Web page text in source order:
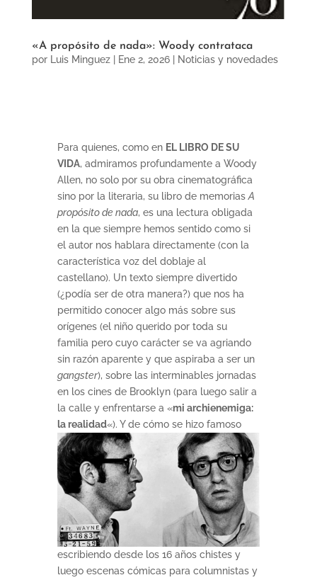
«A propósito de nada»: Woody contrataca
por Luis Minguez| Ene 2, 2026| Noticias y novedades
Para quienes, como en EL LIBRO DE SU
VIDA, admiramos profundamente a Woody
Allen, no solo por su obra cinematográfica
sino por la literaria, su libro de memoriasA
propósito de nada, es una lectura obligada
en la que siempre hemos sentido como si
el autor nos hablara directamente (con la
característica voz del doblaje al
castellano). Un texto siempre divertido
(¿podía ser de otra manera?) que nos ha
permitido conocer algo más sobre sus
orígenes (el niño querido por toda su
familia pero cuyo carácter se va agriando
sin razón aparente y que aspiraba a ser un
gangster), sobre las interminables jornadas
en los cines de Brooklyn (para luego salir a
la calle y enfrentarse a «mi archienemiga:
la realidad«). Y de cómo se hizo famoso
escribiendo desde los 16 años chistes y
luego escenas cómicas para columnistas y